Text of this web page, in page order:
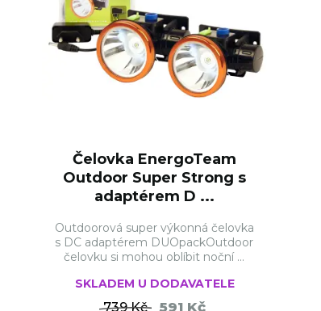
Čelovka EnergoTeam
Outdoor Super Strong s
adaptérem D ...
Outdoorová super výkonná čelovka
s DC adaptérem DUOpackOutdoor
čelovku si mohou oblíbit noční ...
SKLADEM U DODAVATELE
739 Kč 591 Kč